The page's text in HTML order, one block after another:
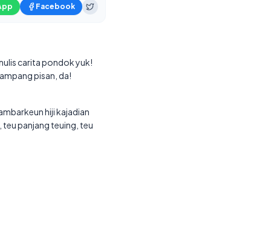
Facebook
carita pondok yuk!
pisan, da!
hiji kajadian
teu panjang teuing, teu